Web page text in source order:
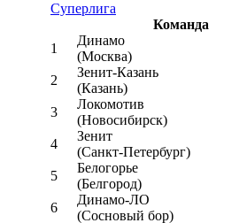
Суперлига
Команда
1
Динамо
(Москва)
2
Зенит-Казань
(Казань)
3
Локомотив
(Новосибирск)
4
Зенит
(Санкт-Петербург)
5
Белогорье
(Белгород)
6
Динамо-ЛО
(Сосновый бор)